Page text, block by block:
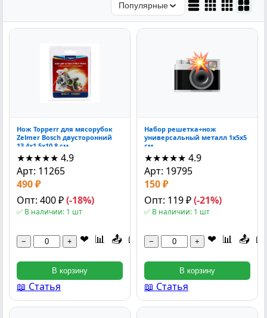
Популярные
Нож Topperr для мясорубок
Zelmer Bosch двусторонний
13.4x1.5x10.8 см
★★★★★ 4.9
Арт: 11265
490 ₽
Опт: 400 ₽(-18%)
✅ В наличии: 1 шт
− + ❤ 📊 📤 📖
В корзину
📖 Статья
Набор решетка+нож
универсальный металл 1x5x5
см
★★★★★ 4.9
Арт: 19795
150 ₽
Опт: 119 ₽(-21%)
✅ В наличии: 1 шт
− + ❤ 📊 📤 📖
В корзину
📖 Статья